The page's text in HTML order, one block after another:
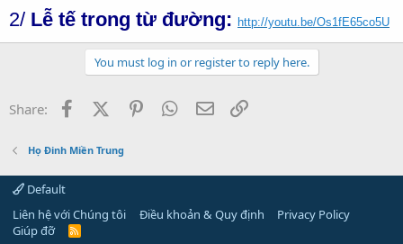
2/ Lễ tế trong từ đường: http://youtu.be/Os1fE65co5U
You must log in or register to reply here.
Share: FacebookX (Twitter)PinterestWhatsApp
Email
Họ Đinh Miền Trung
Default
Liên hệ với Chúng tôi
Điều khoản & Quy định
Privacy Policy
Giúp đỡ
R